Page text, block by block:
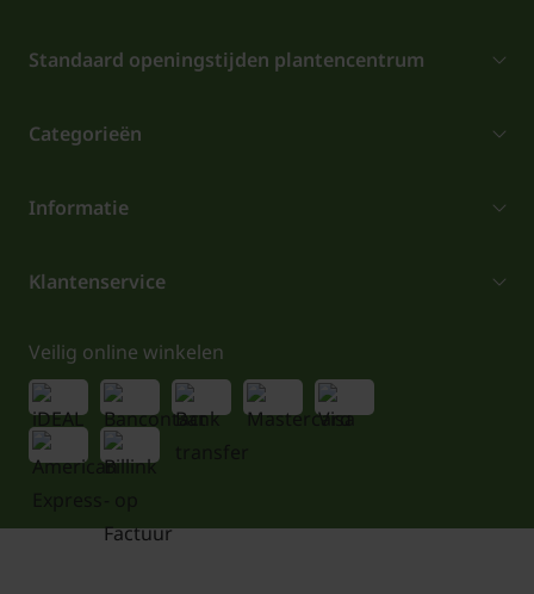
Standaard openingstijden plantencentrum
Categorieën
Informatie
Klantenservice
Veilig online winkelen